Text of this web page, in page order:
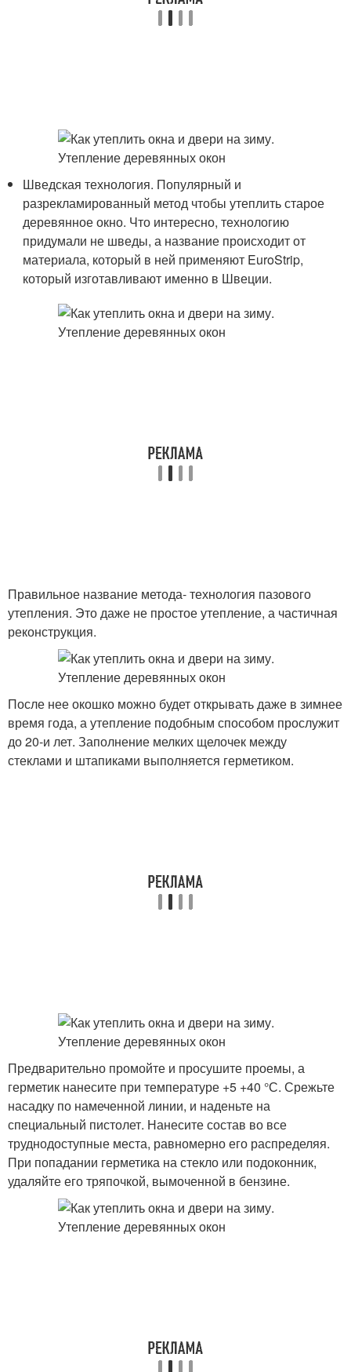
Шведская технология. Популярный и
разрекламированный метод чтобы утеплить старое
деревянное окно. Что интересно, технологию
придумали не шведы, а название происходит от
материала, который в ней применяют EuroStrip,
который изготавливают именно в Швеции.
Правильное название метода- технология пазового
утепления. Это даже не простое утепление, а частичная
реконструкция.
После нее окошко можно будет открывать даже в зимнее
время года, а утепление подобным способом прослужит
до 20-и лет. Заполнение мелких щелочек между
стеклами и штапиками выполняется герметиком.
Предварительно промойте и просушите проемы, а
герметик нанесите при температуре +5 +40 °С. Срежьте
насадку по намеченной линии, и наденьте на
специальный пистолет. Нанесите состав во все
труднодоступные места, равномерно его распределяя.
При попадании герметика на стекло или подоконник,
удаляйте его тряпочкой, вымоченной в бензине.